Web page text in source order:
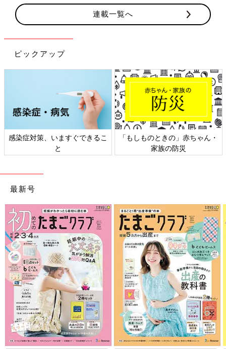
連載一覧へ
ピックアップ
感染症対策、いますぐできるこ
と
「もしものときの」赤ちゃん・
家族の防災
最新号